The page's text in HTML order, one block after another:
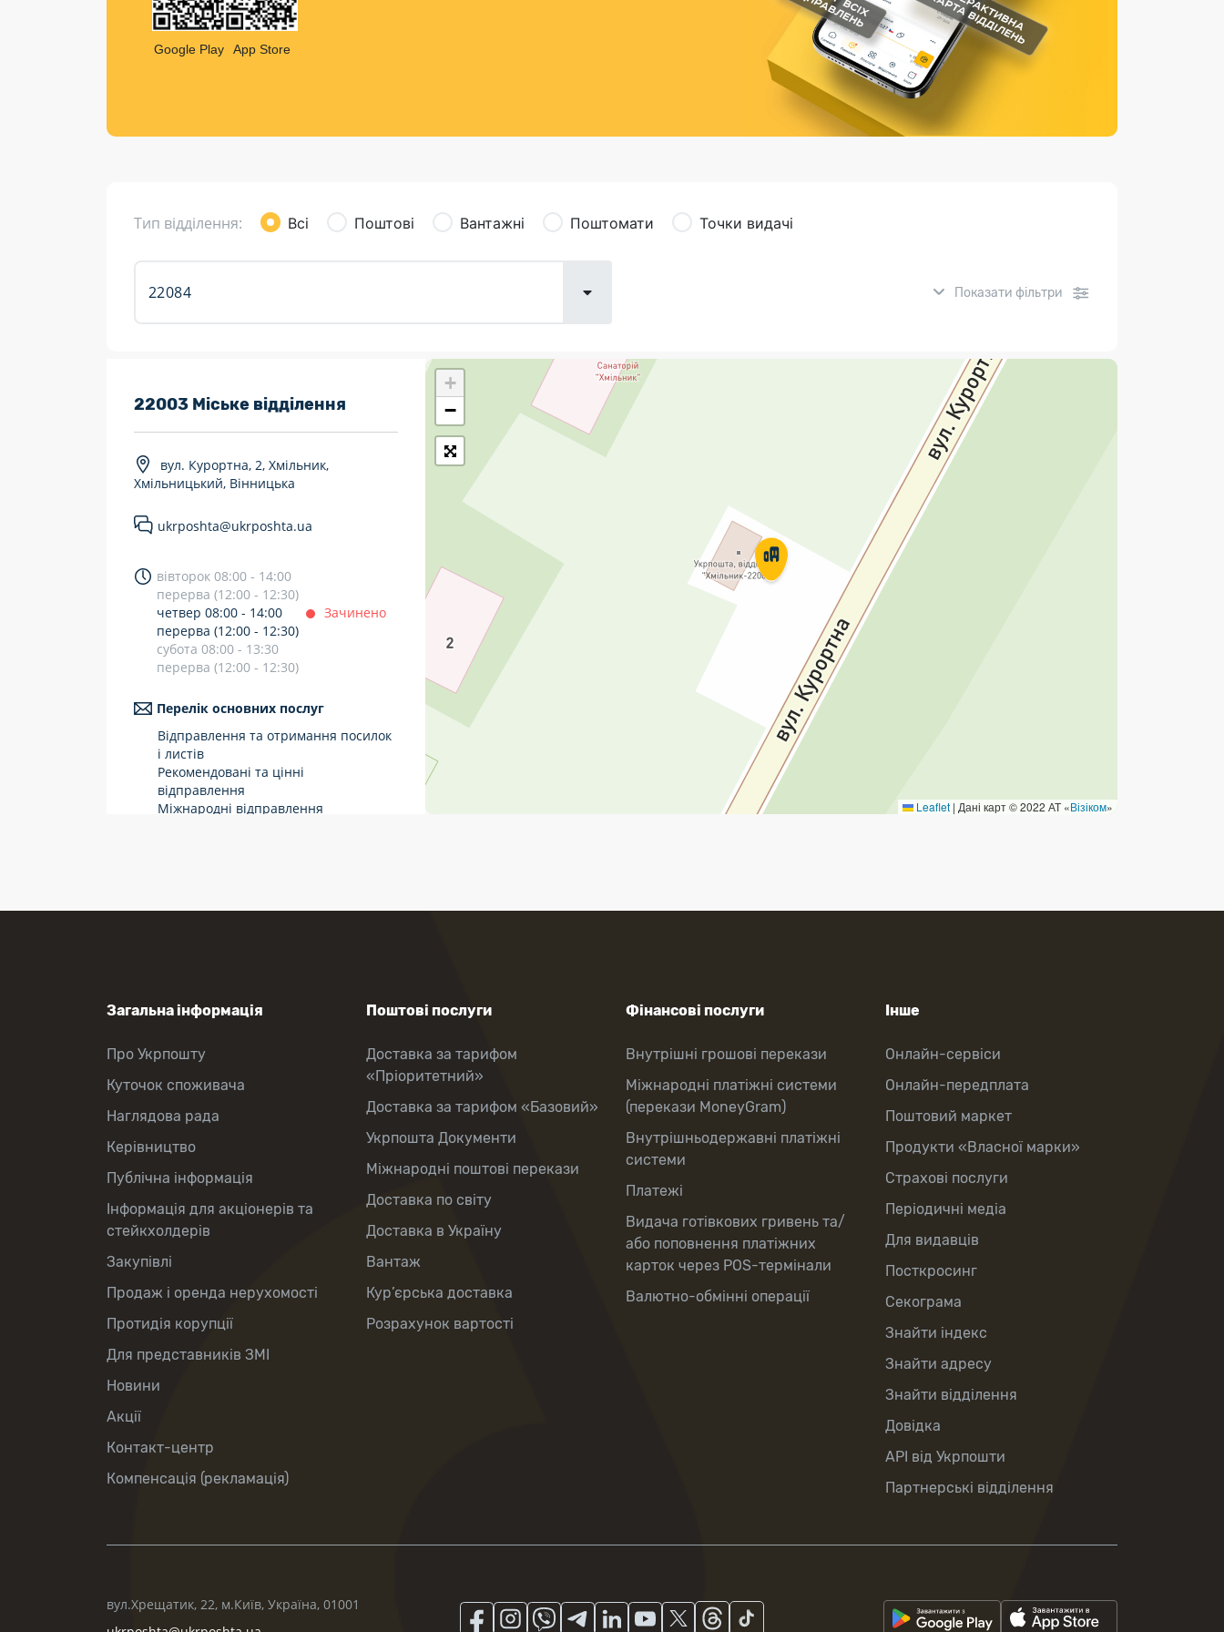
Листи та листівки
Кур’єрська доставка
Страхові послуги
Каталог «Укрпошта Маркет»
Google Play App Store
Тип відділення: Всі Поштові Вантажні Поштомати Точки видачі
Показати фільтри
7 днів на тиждень
Працюють після 19:00
Поштові послуги:
Укрпошта Експрес/тариф
«Пріоритетний»
Доставка за межі України
Прийом вантажів
Термінові перекази
Комунальні та інші платежі
22003 Міське відділення
вул. Курортна, 2, Хмільник,
Хмільницький, Вінницька
ukrposhta@ukrposhta.ua
вівторок 08:00 - 14:00
перерва (12:00 - 12:30)
четвер 08:00 - 14:00
Зачинено
перерва (12:00 - 12:30)
субота 08:00 - 13:30
перерва (12:00 - 12:30)
Перелік основних послуг
Відправлення та отримання посилок
і листів
Рекомендовані та цінні
відправлення
Міжнародні відправлення
Продаж товарів
+
−
Leaflet | Дані карт © 2022 АТ «Візіком»
Загальна інформація
Про Укрпошту
Куточок споживача
Наглядова рада
Керівництво
Публічна інформація
Інформація для акціонерів та
стейкхолдерів
Закупівлі
Продаж і оренда нерухомості
Протидія корупції
Для представників ЗМІ
Новини
Акції
Контакт-центр
Компенсація (рекламація)
Поштові послуги
Доставка за тарифом
«Пріоритетний»
Доставка за тарифом «Базовий»
Укрпошта Документи
Міжнародні поштові перекази
Доставка по світу
Доставка в Україну
Вантаж
Кур’єрська доставка
Розрахунок вартості
Фінансові послуги
Внутрішні грошові перекази
Міжнародні платіжні системи
(перекази MoneyGram)
Внутрішньодержавні платіжні
системи
Платежі
Видача готівкових гривень та/
або поповнення платіжних
карток через POS-термінали
Валютно-обмінні операції
Інше
Онлайн-сервіси
Онлайн-передплата
Поштовий маркет
Продукти «Власної марки»
Страхові послуги
Періодичні медіа
Для видавців
Посткросинг
Секограма
Знайти індекс
Знайти адресу
Знайти відділення
Довідка
API від Укрпошти
Партнерські відділення
вул.Хрещатик, 22, м.Київ, Україна, 01001